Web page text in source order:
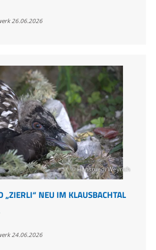
Aufstieg
2026
26.06.2026
© Hansruedi Weyrich
„ZIERLI“ NEU IM KLAUSBACHTAL
„Alosa“
„Zierli“24.06.2026